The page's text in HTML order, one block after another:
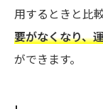
用するときと比較
要がなくなり、
ができます。